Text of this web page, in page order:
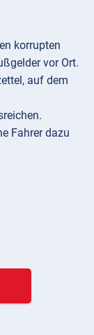
korrupten
vor Ort.
auf dem
Fahrer dazu